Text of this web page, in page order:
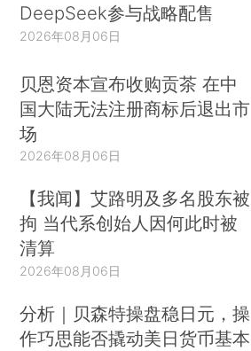
DeepSeek参与战略配售
2026年08月06日
贝恩资本宣布收购贡茶 在中
国大陆无法注册商标后退出市
场
2026年08月06日
【我闻】艾路明及多名股东被
拘 当代系创始人因何此时被
清算
2026年08月06日
分析｜贝森特操盘稳日元，操
作巧思能否撬动美日货币基本